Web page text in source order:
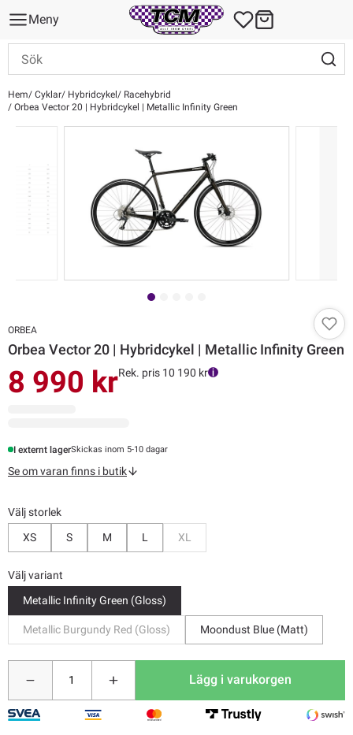
Meny
Hem Cyklar Hybridcykel
Racehybrid
Orbea Vector 20 | Hybridcykel | Metallic Infinity Green
ORBEA
Orbea Vector 20 | Hybridcykel | Metallic Infinity Green
8 990 krRek. pris 10 190 kr
I externt lagerSkickas inom 5-10 dagar
Se om varan finns i butik
Välj storlek
XS
S M L XL
Välj variant
Metallic Infinity Green (Gloss)
Metallic Burgundy Red (Gloss) Moondust Blue (Matt)
Lägg i varukorgen